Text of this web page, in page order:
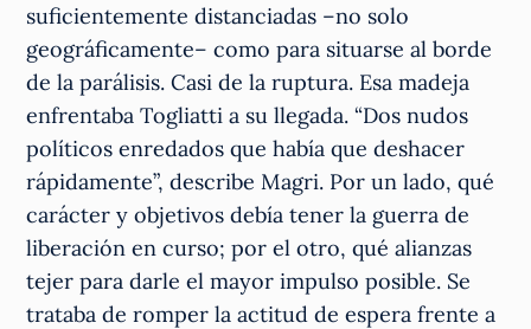
suficientemente distanciadas –no solo
geográficamente– como para situarse al borde
de la parálisis. Casi de la ruptura. Esa madeja
enfrentaba Togliatti a su llegada. “Dos nudos
políticos enredados que había que deshacer
rápidamente”, describe Magri. Por un lado, qué
carácter y objetivos debía tener la guerra de
liberación en curso; por el otro, qué alianzas
tejer para darle el mayor impulso posible. Se
trataba de romper la actitud de espera frente a